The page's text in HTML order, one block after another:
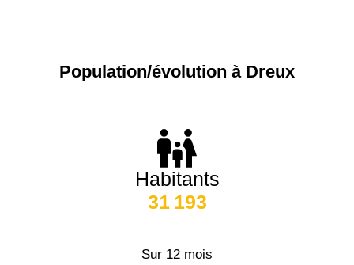
Population/évolution à Dreux
Habitants
31 193
Sur 12 mois